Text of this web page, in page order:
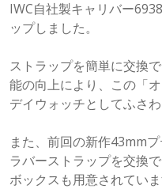
IWC自社製キャリバー
ップしました。
ストラップを簡単に交換
能の向上により、この「
デイウォッチとしてふさ
また、前回の新作43mm
ラバーストラップを交換
ボックスも用意されてい